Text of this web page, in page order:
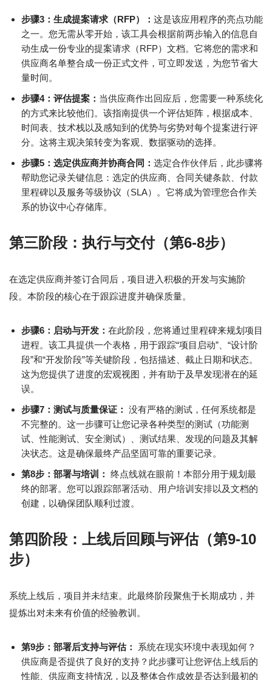
步骤3：生成提案请求（RFP）： 这是该应用程序的亮点功能
之一。您无需从零开始，该工具会根据前两步输入的信息自
动生成一份专业的提案请求（RFP）文档。它将您的需求和
供应商名单整合成一份正式文件，可立即发送，为您节省大
量时间。
步骤4：评估提案： 当供应商作出回应后，您需要一种系统化
的方式来比较他们。该指南提供一个评估矩阵，根据成本、
时间表、技术栈以及感知到的优势与劣势对每个提案进行评
分。这将主观决策转变为客观、数据驱动的选择。
步骤5：选定供应商并协商合同： 选定合作伙伴后，此步骤将
帮助您记录关键信息：选定的供应商、合同关键条款、付款
里程碑以及服务等级协议（SLA）。它将成为管理您合作关
系的协议中心存储库。
第三阶段：执行与交付（第6-8步）
在选定供应商并签订合同后，项目进入积极的开发与实施阶
段。本阶段的核心在于跟踪进度并确保质量。
步骤6：启动与开发： 在此阶段，您将通过里程碑来规划项目
进程。该工具提供一个表格，用于跟踪“项目启动”、“设计阶
段”和“开发阶段”等关键阶段，包括描述、截止日期和状态。
这为您提供了进度的宏观视图，并有助于及早发现潜在的延
误。
步骤7：测试与质量保证： 没有严格的测试，任何系统都是
不完整的。这一步骤可让您记录各种类型的测试（功能测
试、性能测试、安全测试）、测试结果、发现的问题及其解
决状态。这是确保最终产品坚固可靠的重要记录。
第8步：部署与培训： 终点线就在眼前！本部分用于规划最
终的部署。您可以跟踪部署活动、用户培训安排以及文档的
创建，以确保团队顺利过渡。
第四阶段：上线后回顾与评估（第9-10
步）
系统上线后，项目并未结束。此最终阶段聚焦于长期成功，并
提炼出对未来有价值的经验教训。
第9步：部署后支持与评估：
系统在现实环境中表现如何？
供应商是否提供了良好的支持？此步骤可让您评估上线后的
性能、供应商支持情况，以及整体合作成效是否达到最初的